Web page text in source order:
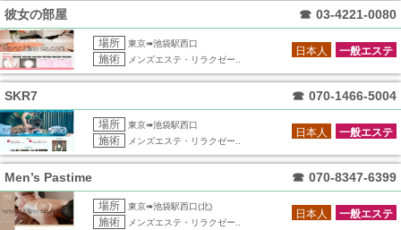
彼女の部屋 ☎ 03-4221-0080
場所 東京➠池袋駅西口
施術 メンズエステ・リラクゼー..
一般エステ
日本人
SKR7 ☎ 070-1466-5004
場所 東京➠池袋駅西口
施術 メンズエステ・リラクゼー..
一般エステ
日本人
Men’s Pastime ☎ 070-8347-6399
場所 東京➠池袋駅西口(北)
施術 メンズエステ・リラクゼー..
一般エステ
日本人